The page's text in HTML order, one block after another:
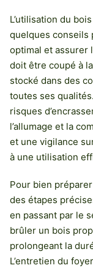
L’utilisation du
quelques conseils
optimal et assurer
doit être coupé à
stocké dans des
toutes ses
risques
l’allumage et la
et une vigilance
à une utilisation
Pour bien
des étapes
en passant par le
brûler un bois
prolongeant la
L’entretien du